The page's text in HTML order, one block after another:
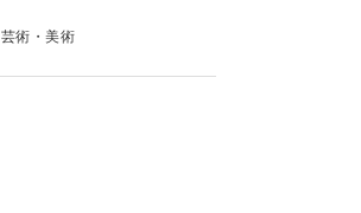
芸術・美術